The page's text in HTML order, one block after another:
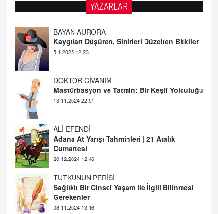
YAZARLAR
DOKTOR CİVANIM
Mastürbasyon ve Tatmin: Bir Keşif Yolculuğu
13.11.2024 22:51
ALİ EFENDİ
Adana At Yarışı Tahminleri | 21 Aralık
Cumartesi
TUTKUNUN PERİSİ
Sağlıklı Bir Cinsel Yaşam ile İlgili Bilinmesi
Gerekenler
08.11.2024 13:16
FARUK ÖNALAN
Tezkere Onaylanmasaydı…
2 Kasım 2021 Salı 00:11